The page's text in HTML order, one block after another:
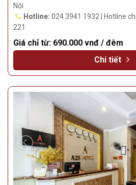
Nội
Hotline: 024 3941 1932 | Hotline
221
Giá chỉ từ: 690.000 vnđ / đêm
Chi tiết